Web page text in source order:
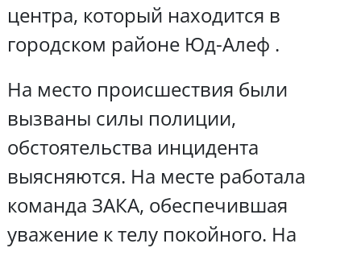
центра, который находится в
городском районе Юд-Алеф .
На место происшествия были
вызваны силы полиции,
обстоятельства инцидента
выясняются. На месте работала
команда ЗАКА, обеспечившая
уважение к телу покойного. На